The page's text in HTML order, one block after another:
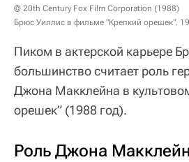
© 20th Century Fox Film Corporation (1988)
Брюс Уиллис в фильме "Крепкий орешек".
Пиком в актерской карьере
большинство считает роль
Джона Макклейна в
орешек” (1988 год).
Роль Джона